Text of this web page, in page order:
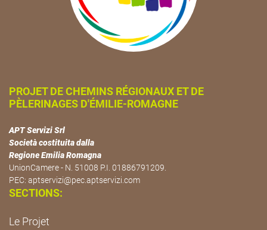
PROJET DE CHEMINS RÉGIONAUX ET DE
PÈLERINAGES D'ÉMILIE-ROMAGNE
APT Servizi Srl
Società costituita dalla
Regione Emilia Romagna
UnionCamere - N. 51008 P.I. 01886791209.
PEC: aptservizi@pec.aptservizi.com
SECTIONS:
Le Projet